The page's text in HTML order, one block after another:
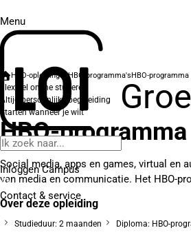
Menu
Inloggen Campus
Contact & service
HBO-opleidingenHBO-programma'sHBO-
Flexibel online studeren
Altijd persoonlijke begeleiding
Starten wanneer je wilt
HBO-
Social media, apps en games, virtual en
van media en communicatie. Het HBO-
Over deze opleiding
Studieduur: 2 maanden Diploma: HBO-